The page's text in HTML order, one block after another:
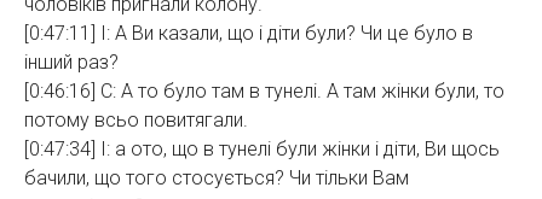
[0:47:11] І: А Ви казали, що і діти були? Чи це було в
інший раз?
[0:46:16] С: А то було там в тунелі. А там жінки були, то
потому всьо повитягали.
[0:47:34] І: а ото, що в тунелі були жінки і діти, Ви щось
бачили, що того стосується? Чи тільки Вам